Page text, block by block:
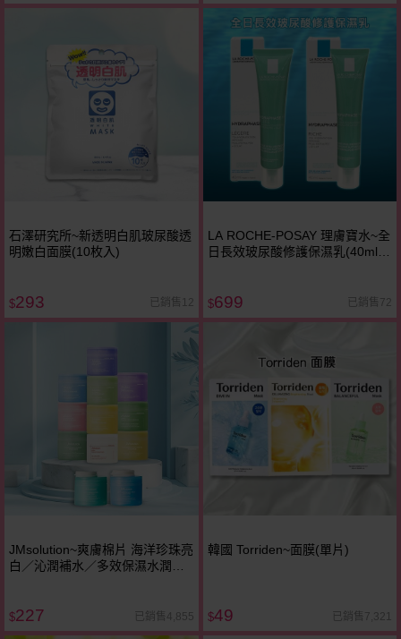
石澤研究所~新透明白肌玻尿酸透
明嫩白面膜(10枚入)
$293 已銷售12
LA ROCHE-POSAY 理膚寶水~全
日長效玻尿酸修護保濕乳(40ml)
$699 已銷售72
JMsolution~爽膚棉片 海洋珍珠亮
白／沁潤補水／多效保濕水潤／
Alpha去角質／維他命亮白／皇家
蜂蜜營養／積雪草舒緩 款式可選
$227 已銷售4,855
韓國 Torriden~面膜(單片)
$49 已銷售7,321